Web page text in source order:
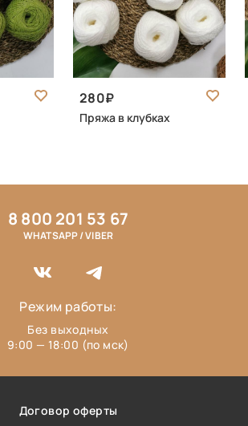
280
Пряжа в клубках
Договор оферты
8 800 201 53 67
WHATSAPP / VIBER
Режим работы:
Без выходных
9:00 — 18:00 (по мск)